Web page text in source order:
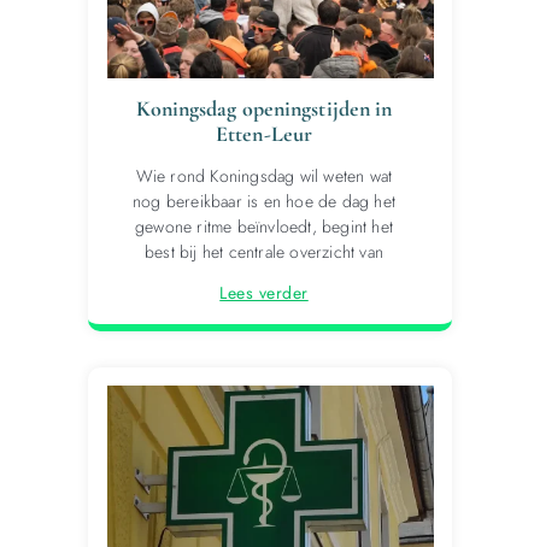
Koningsdag openingstijden in
Etten-Leur
Wie rond Koningsdag wil weten wat
nog bereikbaar is en hoe de dag het
gewone ritme beïnvloedt, begint het
best bij het centrale overzicht van
Lees verder